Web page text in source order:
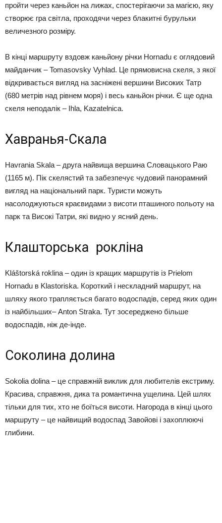
пройти через каньйон на лижах, спостерігаючи за магією, яку
створює гра світла, проходячи через блакитні бурульки
величезного розміру.
В кінці маршруту вздовж каньйону річки Hornadu є оглядовий
майданчик – Tomasovsky Vyhlad. Це прямовисна скеля, з якої
відкривається вигляд на засніжені вершини Високих Татр
(680 метрів над рівнем моря) і весь каньйон річки. Є ще одна
скеля неподалік – Ihla, Kazatelnica.
Хавранья-Скала
Havrania Skala – друга найвища вершина Словацького Раю
(1165 м). Пік скелястий та забезпечує чудовий панорамний
вигляд на національний парк. Туристи можуть
насолоджуються краєвидами з висоти пташиного польоту на
парк та Високі Татри, які видно у ясний день.
Клашторська рокліна
Kláštorská roklina – один із кращих маршрутів із Prielom
Hornadu в Klastoriska. Короткий і нескладний маршрут, на
шляху якого трапляється багато водоспадів, серед яких один
із найбільших– Anton Straka. Тут зосереджено більше
водоспадів, ніж де-інде.
Соколина долина
Sokolia dolina – це справжній виклик для любителів екстриму.
Красива, справжня, дика та романтична ущелина. Цей шлях
тільки для тих, хто не боїться висоти. Нагорода в кінці цього
маршруту – це найвищий водоспад Завойові і захоплюючі
глибини.